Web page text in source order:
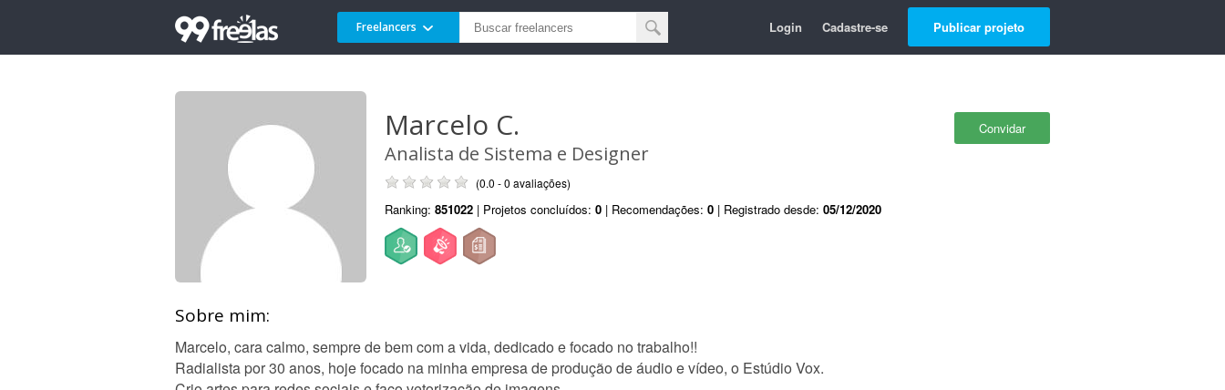
Freelancers Login Cadastre-se Publicar projeto
Convidar
Marcelo C.
Analista de Sistema e Designer
(0.0 - 0 avaliações)
Ranking: 851022 | Projetos concluídos: 0 | Recomendações: 0 | Registrado desde: 05/12/2020
Sobre mim:
Marcelo, cara calmo, sempre de bem com a vida, dedicado e focado no trabalho!!
Radialista por 30 anos, hoje focado na minha empresa de produção de áudio e vídeo, o Estúdio Vox.